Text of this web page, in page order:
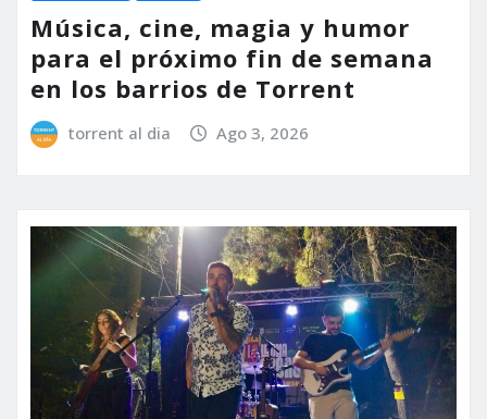
Música, cine, magia y humor
para el próximo fin de semana
en los barrios de Torrent
torrent al dia Ago 3, 2026